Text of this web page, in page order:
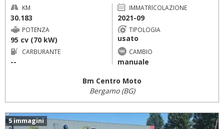
KM
30.183
IMMATRICOLAZIONE
2021-09
POTENZA
95 cv (70 kW)
TIPOLOGIA
usato
CARBURANTE
--
CAMBIO
manuale
Bm Centro Moto
Bergamo (BG)
5 immagini